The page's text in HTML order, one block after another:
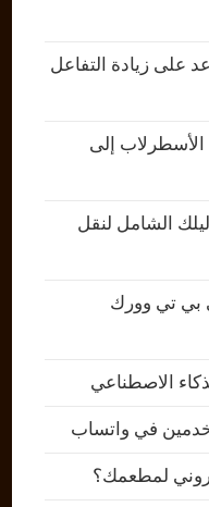
على زيادة التفاعل
إلى
الشامل لنقل
بي تي وورك
الاصطناعي
في واتساب
لمطعمك؟